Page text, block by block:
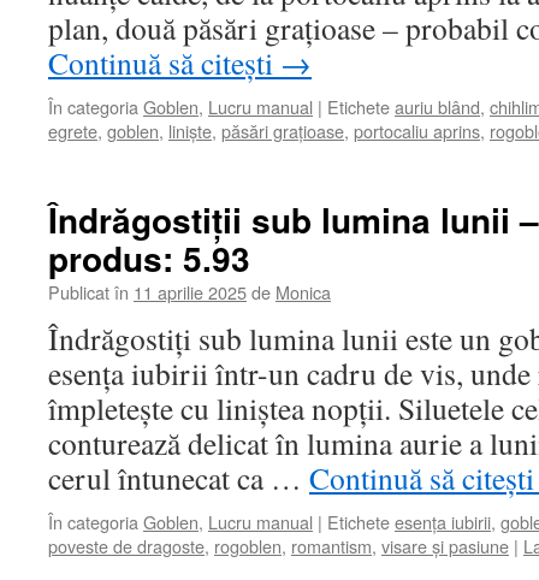
plan, două păsări grațioase – probabil
Continuă să citești →
În categoria Goblen, Lucru manual | Eticheteauriu blând,
egrete, goblen, liniște, păsări grațioase, portocaliu aprins,
Îndrăgostiții sub lumina lunii
produs: 5.93
Publicat în 11 aprilie 2025de Monica
Îndrăgostiți sub lumina lunii este un
esența iubirii într-un cadru de vis,
împletește cu liniștea nopții. Siluetele
conturează delicat în lumina aurie a
cerul întunecat ca … Continuă să
În categoria Goblen, Lucru manual | Eticheteesența iubirii,
poveste de dragoste, rogoblen, romantism, visare și pasiune |